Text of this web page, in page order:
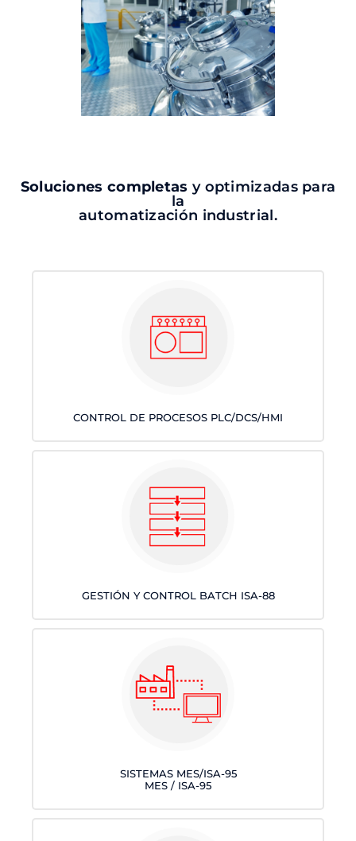
Soluciones completas y optimizadas para
la
automatización industrial.
CONTROL DE PROCESOS PLC/DCS/HMI
GESTIÓN Y CONTROL BATCH ISA-88
SISTEMAS MES/ISA-95
MES / ISA-95